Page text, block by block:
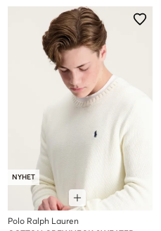
NYHET
Polo Ralph Lauren